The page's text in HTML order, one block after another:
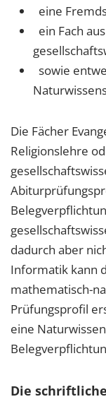
eine
ein Fach
sowie
Die Fächer
Religionslehre
dadurch aber
Informatik kann
mathematisch-
Prüfungsprofil
eine
Die